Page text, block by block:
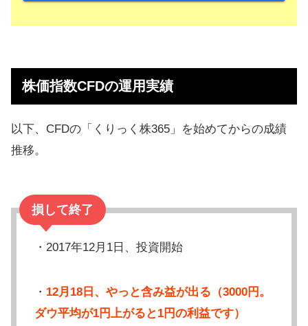
株価指数CFDの運用実績
以下、CFDの「くりっく株365」を始めてからの成績
推移。
損して終了
・2017年12月1日、投資開始
・ 12月18日、やっと含み益が出る（3000円。
ダウ平均が1円上がると1円の利益です）